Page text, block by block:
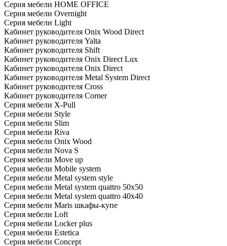
Серия мебели HOME OFFICE
Серия мебели Overnight
Серия мебели Light
Кабинет руководителя Onix Wood Direct
Кабинет руководителя Yalta
Кабинет руководителя Shift
Кабинет руководителя Onix Direct Lux
Кабинет руководителя Onix Direct
Кабинет руководителя Metal System Direct
Кабинет руководителя Cross
Кабинет руководителя Corner
Серия мебели X-Pull
Серия мебели Style
Серия мебели Slim
Серия мебели Riva
Серия мебели Onix Wood
Серия мебели Nova S
Серия мебели Move up
Серия мебели Mobile system
Серия мебели Metal system style
Серия мебели Metal system quattro 50x50
Серия мебели Metal system quattro 40x40
Серия мебели Maris шкафы-купе
Серия мебели Loft
Серия мебели Locker plus
Серия мебели Estetica
Серия мебели Concept